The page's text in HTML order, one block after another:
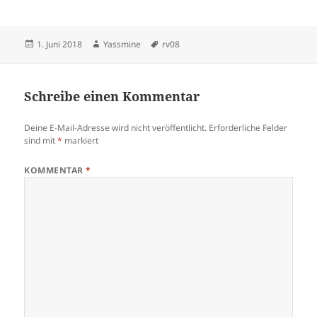
Veröffentlicht
1. Juni 2018 Autor
Yassmine Schlagwörter
rv08
Schreibe einen Kommentar
Deine E-Mail-Adresse wird nicht veröffentlicht. Erforderliche Felder
sind mit* markiert
KOMMENTAR*